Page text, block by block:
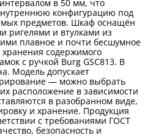
в 50 мм, что
конфигурацию под
предметов. Шкаф оснащён
ригелями и втулками из
плавное и почти бесшумное
содержимого
с ручкой Burg GSC813. В
Модель допускает
— можно выбрать
расположение в зависимости
в разобранном виде,
и хранение. Продукция
с требованиями ГОСТ
безопасность и